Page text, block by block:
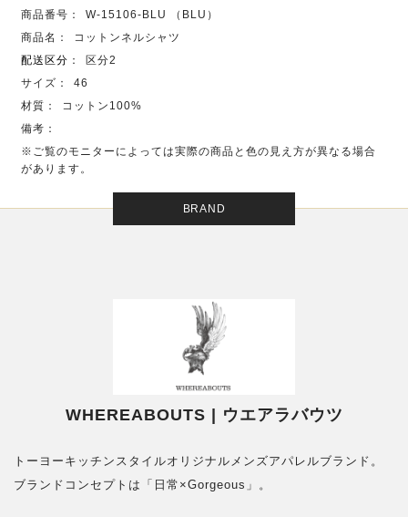
商品番号：
W-15106-BLU （BLU）
商品名：
コットンネルシャツ
配送区分 ：
区分2
サイズ：
46
材質：
コットン100%
備考：
※ご覧のモニターによっては実際の商品と色の見え方が異なる場合
があります。
BRAND
WHEREABOUTS | ウエアラバウツ
トーヨーキッチンスタイルオリジナルメンズアパレルブランド。
ブランドコンセプトは「日常×Gorgeous」。